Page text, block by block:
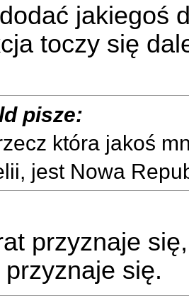
jakiegoś
toczy się
pisze:
która jakoś
jest Nowa
przyznaje
przyznaje się.